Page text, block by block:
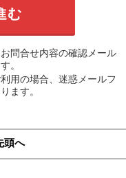
問合せ内容の確認メール
。
用の場合、迷惑メールフ
ます。
頭へ